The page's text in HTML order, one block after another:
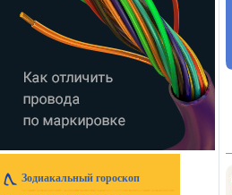
Зодиакальный гороскоп